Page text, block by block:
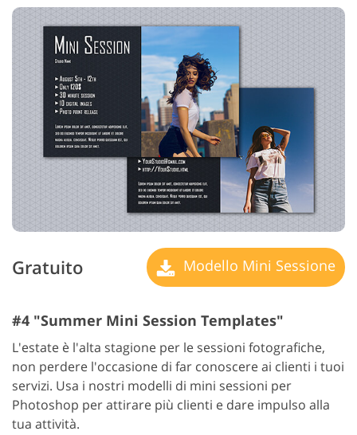
Gratuito Modello Mini Sessione
#4 "Summer Mini Session Templates"
L'estate è l'alta stagione per le sessioni fotografiche,
non perdere l'occasione di far conoscere ai clienti i tuoi
servizi. Usa i nostri modelli di mini sessioni per
Photoshop per attirare più clienti e dare impulso alla
tua attività.